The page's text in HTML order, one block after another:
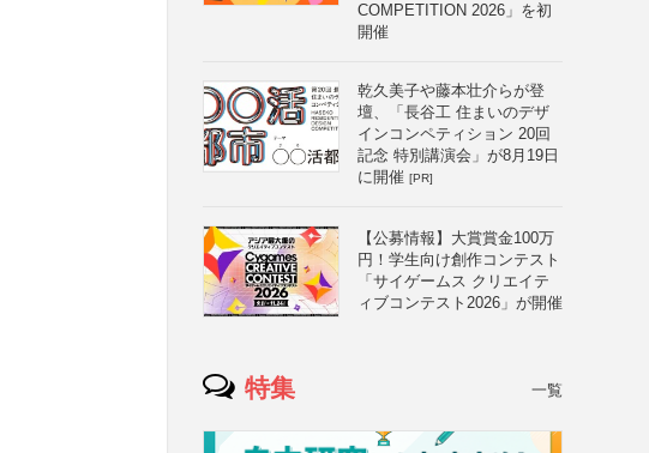
COMPETITION 2026」を初
開催
乾久美子や藤本壮介らが登
壇、「長谷工 住まいのデザ
インコンペティション 20回
記念 特別講演会」が8月19日
に開催 [PR]
【公募情報】大賞賞金100万
円！学生向け創作コンテスト
「サイゲームス クリエイテ
ィブコンテスト2026」が開催
特集 一覧